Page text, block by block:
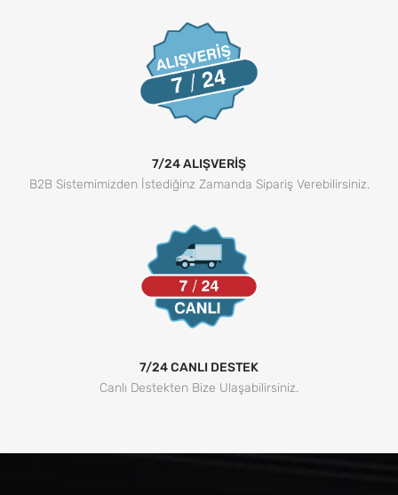
7/24 ALIŞVERİŞ
B2B Sistemimizden İstediğinz Zamanda Sipariş Verebilirsiniz.
7/24 CANLI DESTEK
Canlı Destekten Bize Ulaşabilirsiniz.